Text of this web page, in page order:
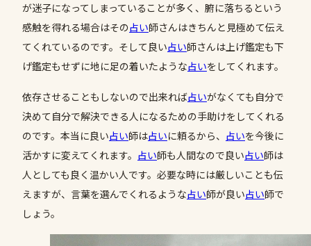
が迷子になってしまっていることが多く、腑に落ちるという
感触を得れる場合はその占い師さんはきちんと見極めて伝え
てくれているのです。そして良い占い師さんは上げ鑑定も下
げ鑑定もせずに地に足の着いたような占いをしてくれます。
依存させることもしないので出来れば占いがなくても自分で
決めて自分で解決できる人になるための手助けをしてくれる
のです。本当に良い占い師は占いに頼るから、 占いを今後に
活かすに変えてくれます。 占い師も人間なので良い占い師は
人としても良く温かい人です。必要な時には厳しいことも伝
えますが、言葉を選んでくれるような占い師が良い占い師で
しょう。